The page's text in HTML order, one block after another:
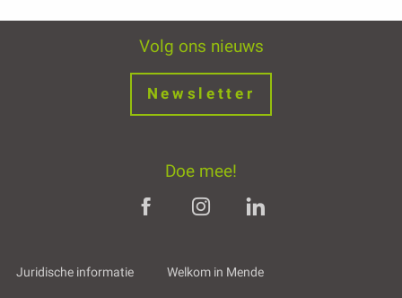
Volg ons nieuws
Newsletter
Doe mee!
Juridische informatie Welkom in Mende